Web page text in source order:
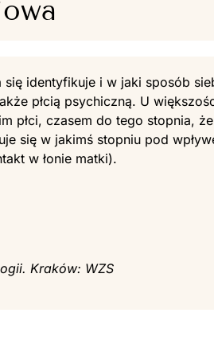
się identyfikuje i w jaki sposób
płcią psychiczną. U
płci, czasem do tego stopnia,
się w jakimś stopniu pod
w łonie matki).
Kraków: WZS